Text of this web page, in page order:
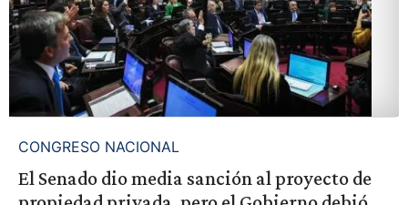
CONGRESO NACIONAL
El Senado dio media sanción al proyecto de